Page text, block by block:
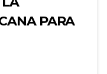
PARA